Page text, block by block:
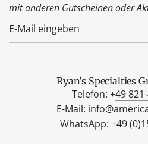
mit anderen Gutscheinen oder
Ryan's Specialties
Telefon: +49
E-Mail:
WhatsApp: +49